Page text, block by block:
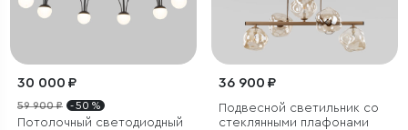
30 000 ₽
59 900 ₽ - 50 %
Потолочный светодиодный
36 900 ₽
Подвесной светильник со
стеклянными плафонами